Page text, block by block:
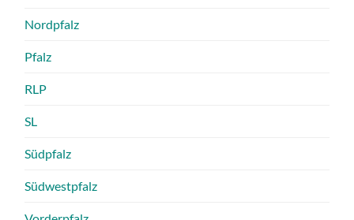
Nordpfalz
Pfalz
RLP
SL
Südpfalz
Südwestpfalz